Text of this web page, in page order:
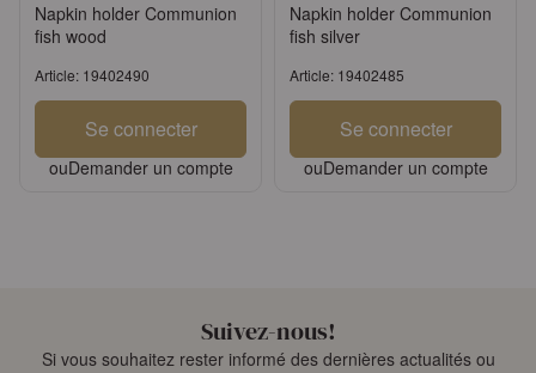
Napkin holder Communion
fish wood
Article: 19402490
Se connecter
ouDemander un compte
Napkin holder Communion
fish silver
Article: 19402485
Se connecter
ouDemander un compte
Suivez-nous!
Si vous souhaitez rester informé des dernières actualités ou